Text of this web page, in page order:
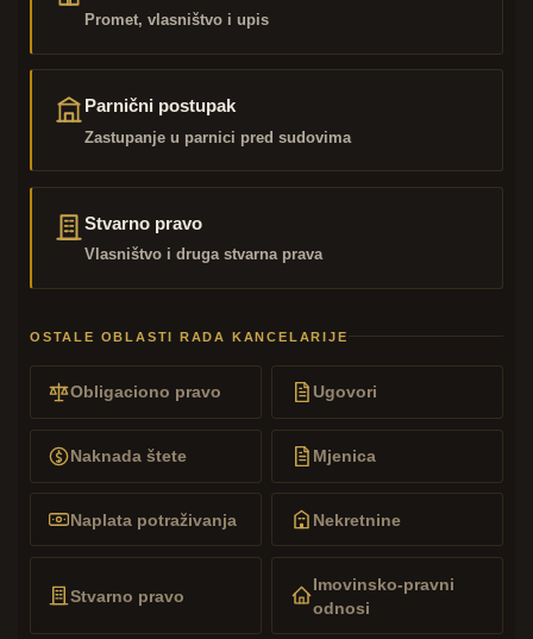
Promet, vlasništvo i upis
Parnični postupak
Zastupanje u parnici pred sudovima
Stvarno pravo
Vlasništvo i druga stvarna prava
OSTALE OBLASTI RADA KANCELARIJE
Obligaciono pravo Ugovori
Naknada štete Mjenica
Naplata potraživanja Nekretnine
Stvarno pravo
Imovinsko-pravni
odnosi